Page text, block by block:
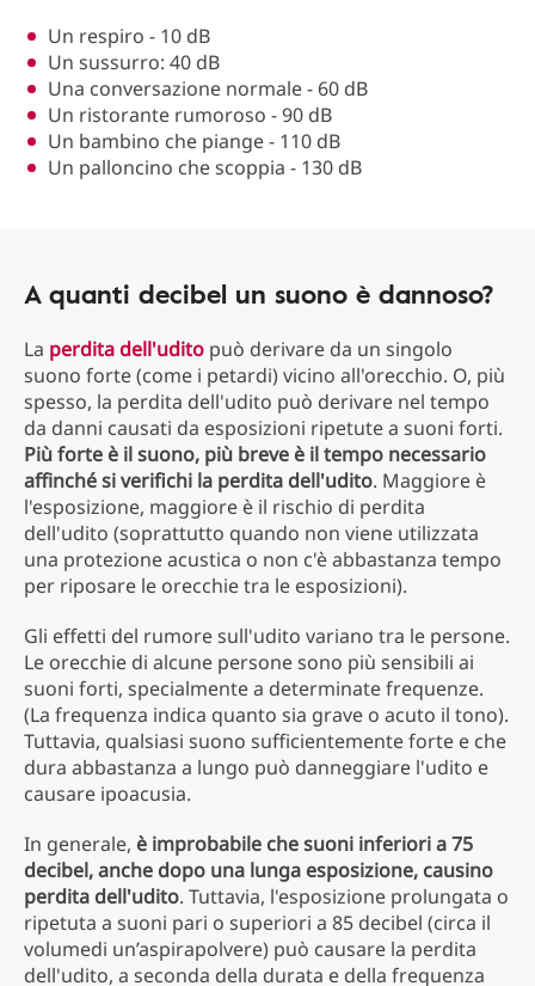
Un respiro - 10 dB
Un sussurro: 40 dB
Una conversazione normale - 60 dB
Un ristorante rumoroso - 90 dB
Un bambino che piange - 110 dB
Un palloncino che scoppia - 130 dB
A quanti decibel un suono è dannoso?
La perdita dell'udito può derivare da un singolo
suono forte (come i petardi) vicino all'orecchio. O, più
spesso, la perdita dell'udito può derivare nel tempo
da danni causati da esposizioni ripetute a suoni forti.
Più forte è il suono, più breve è il tempo necessario
affinché si verifichi la perdita dell'udito. Maggiore è
l'esposizione, maggiore è il rischio di perdita
dell'udito (soprattutto quando non viene utilizzata
una protezione acustica o non c'è abbastanza tempo
per riposare le orecchie tra le esposizioni).
Gli effetti del rumore sull'udito variano tra le persone.
Le orecchie di alcune persone sono più sensibili ai
suoni forti, specialmente a determinate frequenze.
(La frequenza indica quanto sia grave o acuto il tono).
Tuttavia, qualsiasi suono sufficientemente forte e che
dura abbastanza a lungo può danneggiare l'udito e
causare ipoacusia.
In generale, è improbabile che suoni inferiori a 75
decibel, anche dopo una lunga esposizione, causino
perdita dell'udito. Tuttavia, l'esposizione prolungata o
ripetuta a suoni pari o superiori a 85 decibel (circa il
volumedi un’aspirapolvere) può causare la perdita
dell'udito, a seconda della durata e della frequenza